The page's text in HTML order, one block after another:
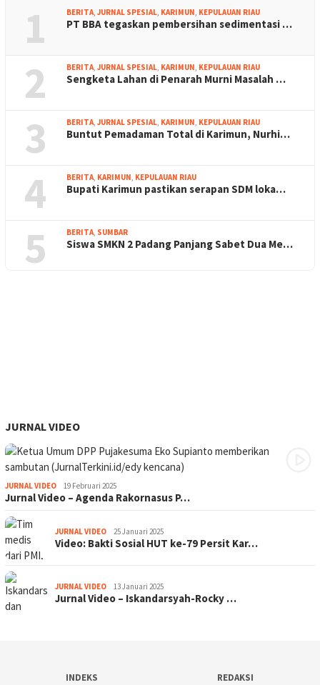
1 BERITA, JURNAL SPESIAL, KARIMUN, KEPULAUAN RIAU
PT BBA tegaskan pembersihan sedimentasi …
2 BERITA, JURNAL SPESIAL, KARIMUN, KEPULAUAN RIAU
Sengketa Lahan di Penarah Murni Masalah …
3 BERITA, JURNAL SPESIAL, KARIMUN, KEPULAUAN RIAU
Buntut Pemadaman Total di Karimun, Nurhi…
4 BERITA, KARIMUN, KEPULAUAN RIAU
Bupati Karimun pastikan serapan SDM loka…
5 BERITA, SUMBAR
Siswa SMKN 2 Padang Panjang Sabet Dua Me…
JURNAL VIDEO
JURNAL VIDEO 19 Februari 2025
Jurnal Video – Agenda Rakornasus P…
JURNAL VIDEO 25 Januari 2025
Video: Bakti Sosial HUT ke-79 Persit Kar…
JURNAL VIDEO 13 Januari 2025
Jurnal Video – Iskandarsyah-Rocky …
INDEKS
REDAKSI